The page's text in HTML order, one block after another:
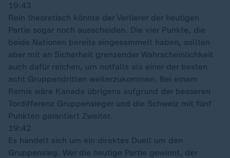
19:43
Rein theoretisch könnte der Verlierer der heutigen
Partie sogar noch ausscheiden. Die vier Punkte, die
beide Nationen bereits eingesammelt haben, sollten
aber mit an Sicherheit grenzender Wahrscheinlichkeit
auch dafür reichen, um notfalls als einer der besten
acht Gruppendritten weiterzukommen. Bei einem
Remis wäre Kanada übrigens aufgrund der besseren
Tordifferenz Gruppensieger und die Schweiz mit fünf
Punkten garantiert Zweiter.
19:42
Es handelt sich um ein direktes Duell um den
Gruppensieg. Wer die heutige Partie gewinnt, der